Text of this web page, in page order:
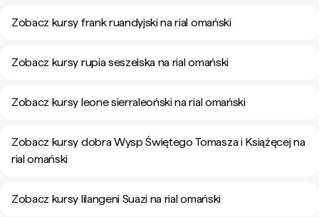
Zobacz kursy frank ruandyjski na rial omański
Zobacz kursy rupia seszelska na rial omański
Zobacz kursy leone sierraleoński na rial omański
Zobacz kursy dobra Wysp Świętego Tomasza i Książęcej na
rial omański
Zobacz kursy lilangeni Suazi na rial omański